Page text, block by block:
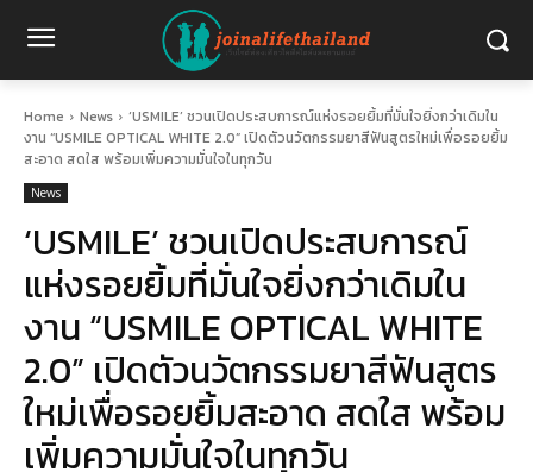
Home News
‘USMILE’ ชวนเปิดประสบการณ์แห่งรอยยิ้มที่มั่นใจยิ่งกว่าเดิมใน
งาน “USMILE OPTICAL WHITE 2.0” เปิดตัวนวัตกรรมยาสีฟันสูตรใหม่เพื่อรอยยิ้ม
สะอาด สดใส พร้อมเพิ่มความมั่นใจในทุกวัน
News
‘USMILE’ ชวนเปิดประสบการณ์
แห่งรอยยิ้มที่มั่นใจยิ่งกว่าเดิมใน
งาน “USMILE OPTICAL WHITE
2.0” เปิดตัวนวัตกรรมยาสีฟันสูตร
ใหม่เพื่อรอยยิ้มสะอาด สดใส พร้อม
เพิ่มความมั่นใจในทุกวัน